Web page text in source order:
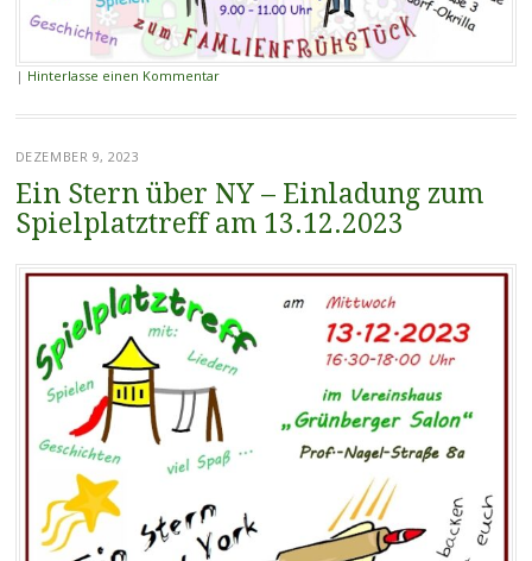
| Hinterlasse einen Kommentar
DEZEMBER 9, 2023
Ein Stern über NY – Einladung zum
Spielplatztreff am 13.12.2023